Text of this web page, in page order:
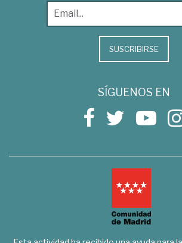
SUSCRIBIRSE
SÍGUENOS EN